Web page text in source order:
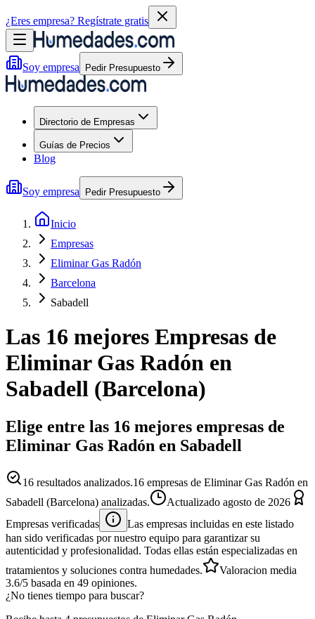
¿Eres empresa? Regístrate gratis
Soy empresa Pedir Presupuesto
Directorio de Empresas
Guías de Precios
Blog
Soy empresa Pedir Presupuesto
Inicio
Empresas
Eliminar Gas Radón
Barcelona
Sabadell
Las 16 mejores Empresas de
Eliminar Gas Radón en
Sabadell (Barcelona)
Elige entre las 16 mejores empresas de
Eliminar Gas Radón en Sabadell
16 resultados analizados.16 empresas de Eliminar Gas Radón en
Sabadell (Barcelona) analizadas.
Actualizado agosto de 2026
Empresas verificadas
Las empresas incluidas en este listado
han sido verificadas por nuestro equipo para garantizar su
autenticidad y profesionalidad. Todas ellas están especializadas en
tratamientos y soluciones contra humedades.
Valoracion media
3.6/5 basada en 49 opiniones.
¿No tienes tiempo para buscar?